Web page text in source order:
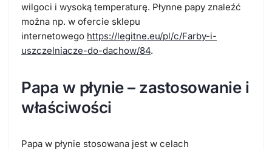
wilgoci i wysoką temperaturę. Płynne papy znaleźć
można np. w ofercie sklepu
internetowego https://legitne.eu/pl/c/Farby-i-
uszczelniacze-do-dachow/84.
Papa w płynie – zastosowanie i
właściwości
Papa w płynie stosowana jest w celach